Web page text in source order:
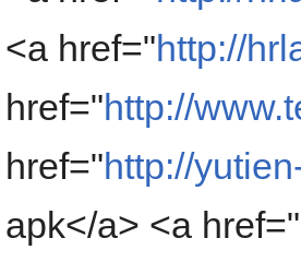
<a href="http://
href="http://
href="http://
apk</a> <a href="